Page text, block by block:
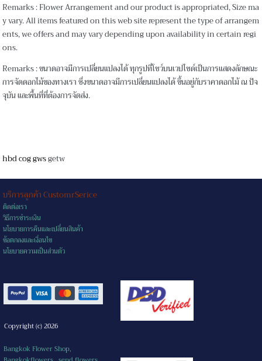
Remarks : Flower Arrangement and our product is appropriated, Size ma
y vary. All items featured on this web site represent the type of arrangem
ents, we offers and may vary depending upon availability in certain regi
ons.
Remarks : ขนาดอาจมีการเปลี่ยนแปลงได้ ทุกรูปที่โชว์บนเวปไซด์เป็นการแสดงลักษณะ
การจัดดอกไม้ของทางเรา ซึ่งขนาดอาจมีการเปลี่ยนแปลงได้ ขึ้นอยู่กับราคาดอกไม้ ณ ปัจ
จุบัน และพื้นที่ที่ต้องการจัดส่ง.
hbd cog gwsgetw
บริการลูกค้า CustomrSerice
ติดต่อเรา
วิธีการชำระเงิน
นโยบายการคืนและเปลี่ยนสินค้า
ข้อตกลงและเงื่อนไข
นโยบายความเป็นส่วนตัว
Copyright (c) 2026
Bangkok Flower Shop,